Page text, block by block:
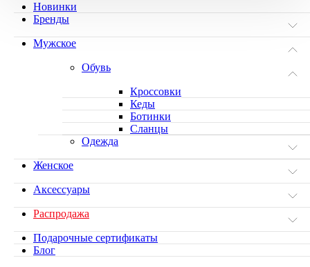
Новинки
Бренды
Мужское
Обувь
Кроссовки
Кеды
Ботинки
Сланцы
Одежда
Женское
Аксессуары
Распродажа
Подарочные сертификаты
Блог